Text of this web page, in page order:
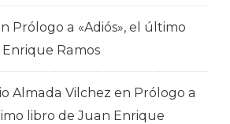
Prólogo a «Adiós», el último
Ramos
Almada Vilchez en Prólogo a
libro de Juan Enrique